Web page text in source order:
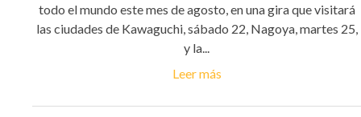
todo el mundo este mes de agosto, en una gira que visitará
las ciudades de Kawaguchi, sábado 22, Nagoya, martes 25,
y la...
Leer más